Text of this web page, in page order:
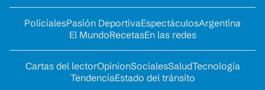
PolicialesPasión DeportivaEspectáculosArgentina
El MundoRecetasEn las redes
Cartas del lectorOpinionSocialesSaludTecnología
TendenciaEstado del tránsito